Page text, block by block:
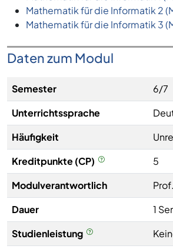
Mathematik für die Informatik 2
Mathematik für die Informatik 3
Daten zum Modul
Semester
6/7
Unterrichtssprache
Häufigkeit
Kreditpunkte (CP)
5
Modulverantwortlich
Dauer
1
Studienleistung